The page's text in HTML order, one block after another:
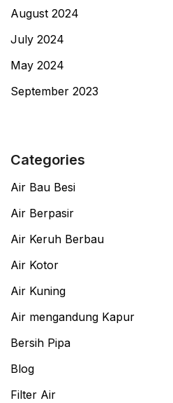
August 2024
July 2024
May 2024
September 2023
Categories
Air Bau Besi
Air Berpasir
Air Keruh Berbau
Air Kotor
Air Kuning
Air mengandung Kapur
Bersih Pipa
Blog
Filter Air